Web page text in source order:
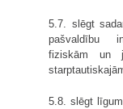
5.7. slēgt
pašvaldību
fiziskām un
5.8. slēgt